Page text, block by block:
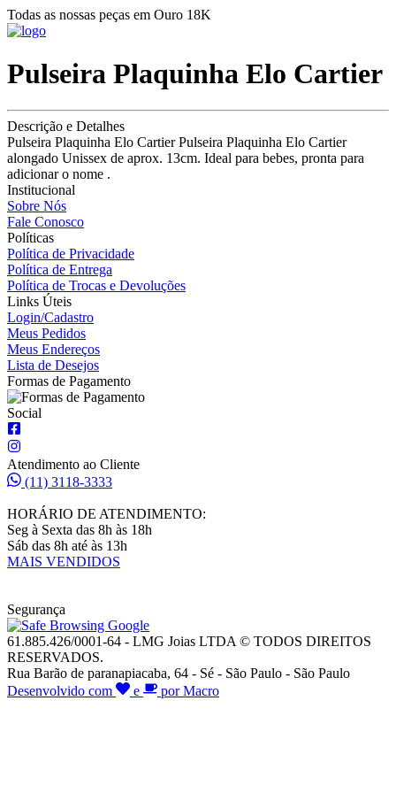
Todas as nossas peças em Ouro 18K
Pulseira Plaquinha Elo Cartier
Descrição e Detalhes
Pulseira Plaquinha Elo Cartier Pulseira Plaquinha Elo Cartier
alongado Unissex de aprox. 13cm. Ideal para bebes, pronta para
adicionar o nome .
Institucional
Sobre Nós
Fale Conosco
Políticas
Política de Privacidade
Política de Entrega
Política de Trocas e Devoluções
Links Úteis
Login/Cadastro
Meus Pedidos
Meus Endereços
Lista de Desejos
Formas de Pagamento
Social
Atendimento ao Cliente
(11) 3118-3333
HORÁRIO DE ATENDIMENTO:
Seg à Sexta das 8h às 18h
Sáb das 8h até às 13h
MAIS VENDIDOS
Segurança
61.885.426/0001-64 - LMG Joias LTDA © TODOS DIREITOS
RESERVADOS.
Rua Barão de paranapiacaba, 64 - Sé - São Paulo - São Paulo
Desenvolvido com
e por Macro